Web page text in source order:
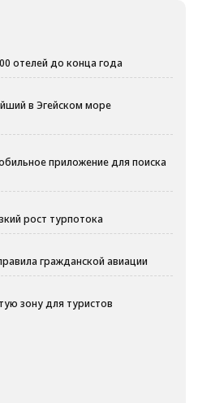
отелей до конца года
в Эгейском море
приложение для поиска
рост турпотока
гражданской авиации
зону для туристов